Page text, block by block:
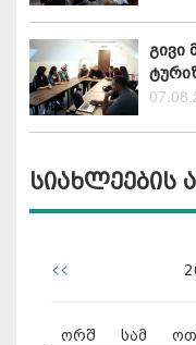
გივი
სიახლეების
<<
ორშ სამ